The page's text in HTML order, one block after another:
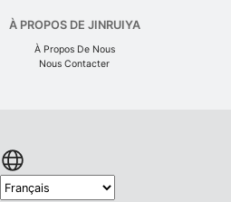
À PROPOS DE JINRUIYA
À Propos De Nous
Nous Contacter